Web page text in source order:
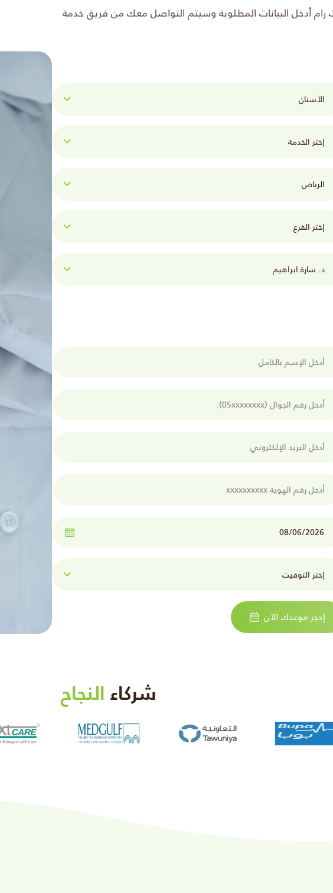
أدخل البيانات المطلوبة وسيتم التواصل معك من فريق خدمة
إحجز موعدك الآن
شركاء النجاح